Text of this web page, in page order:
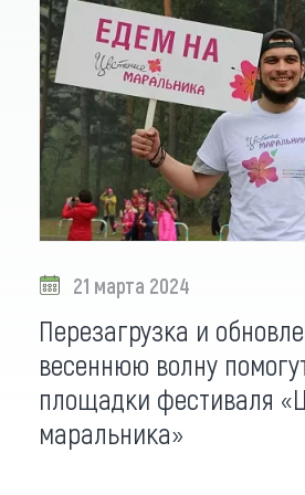
21 марта 2024
Перезагрузка и
весеннюю волну
площадки фестиваля
маральника»